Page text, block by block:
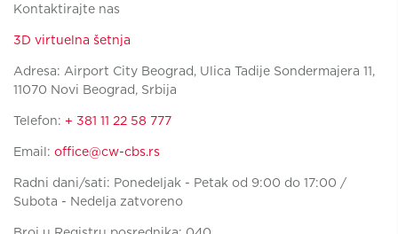
Kontaktirajte nas
3D virtuelna šetnja
Adresa: Airport City Beograd, Ulica Tadije Sondermajera 11,
11070 Novi Beograd, Srbija
Telefon: + 381 11 22 58 777
Email: office@cw-cbs.rs
Radni dani/sati: Ponedeljak - Petak od 9:00 do 17:00 /
Subota - Nedelja zatvoreno